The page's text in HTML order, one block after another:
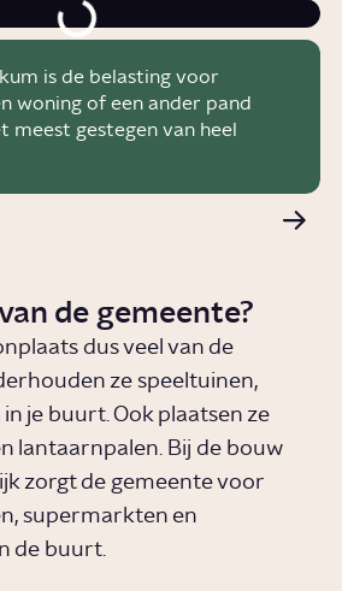
is de belasting voor
woning of een ander pand
meest gestegen van heel
de gemeente?
dus veel van de
ze speeltuinen,
je buurt. Ook plaatsen ze
lantaarnpalen. Bij de bouw
zorgt de gemeente voor
supermarkten en
de buurt.